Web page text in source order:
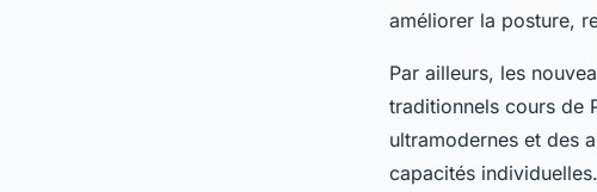
améliorer la posture,
Par ailleurs, les
traditionnels cours de
ultramodernes et des
capacités